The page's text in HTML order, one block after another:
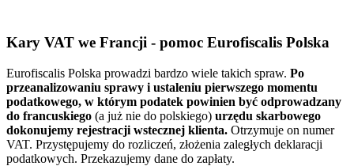
Kary VAT we Francji - pomoc Eurofiscalis Polska
Eurofiscalis Polska prowadzi bardzo wiele takich spraw. Po
przeanalizowaniu sprawy i ustaleniu pierwszego momentu
podatkowego, w którym podatek powinien być odprowadzany
do francuskiego (a już nie do polskiego) urzędu skarbowego
dokonujemy rejestracji wstecznej klienta. Otrzymuje on numer
VAT. Przystępujemy do rozliczeń, złożenia zaległych deklaracji
podatkowych. Przekazujemy dane do zapłaty.